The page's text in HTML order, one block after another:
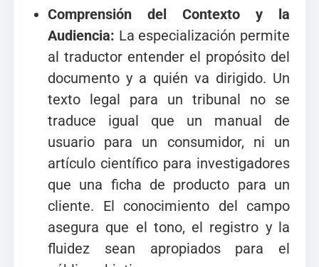
Comprensión del Contexto y la
Audiencia: La especialización permite
al traductor entender el propósito del
documento y a quién va dirigido. Un
texto legal para un tribunal no se
traduce igual que un manual de
usuario para un consumidor, ni un
artículo científico para investigadores
que una ficha de producto para un
cliente. El conocimiento del campo
asegura que el tono, el registro y la
fluidez sean apropiados para el